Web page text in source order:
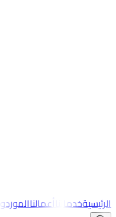
الرئيسيةخدماتنا أعمالناالموردون